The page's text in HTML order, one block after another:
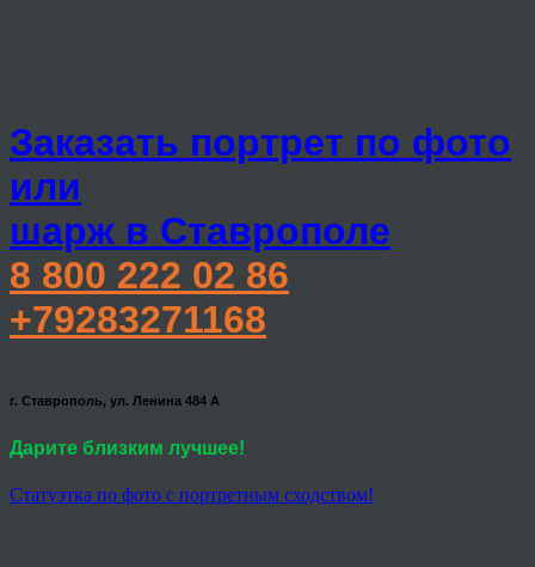
Заказать портрет по фото
или
шарж в Ставрополе
8 800 222 02 86
+79283271168
г. Ставрополь, ул. Ленина 484 А
Дарите близким лучшее!
Статуэтка по фото с портретным сходством!